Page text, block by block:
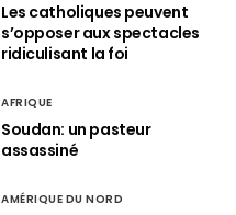
Les catholiques peuvent
s’opposer aux spectacles
ridiculisant la foi
AFRIQUE
Soudan: un pasteur
assassiné
AMÉRIQUE DU NORD